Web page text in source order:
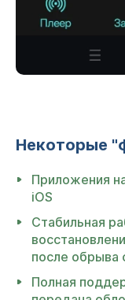
Некоторые
Приложения
iOS
Стабильная
после обрыва
Полная